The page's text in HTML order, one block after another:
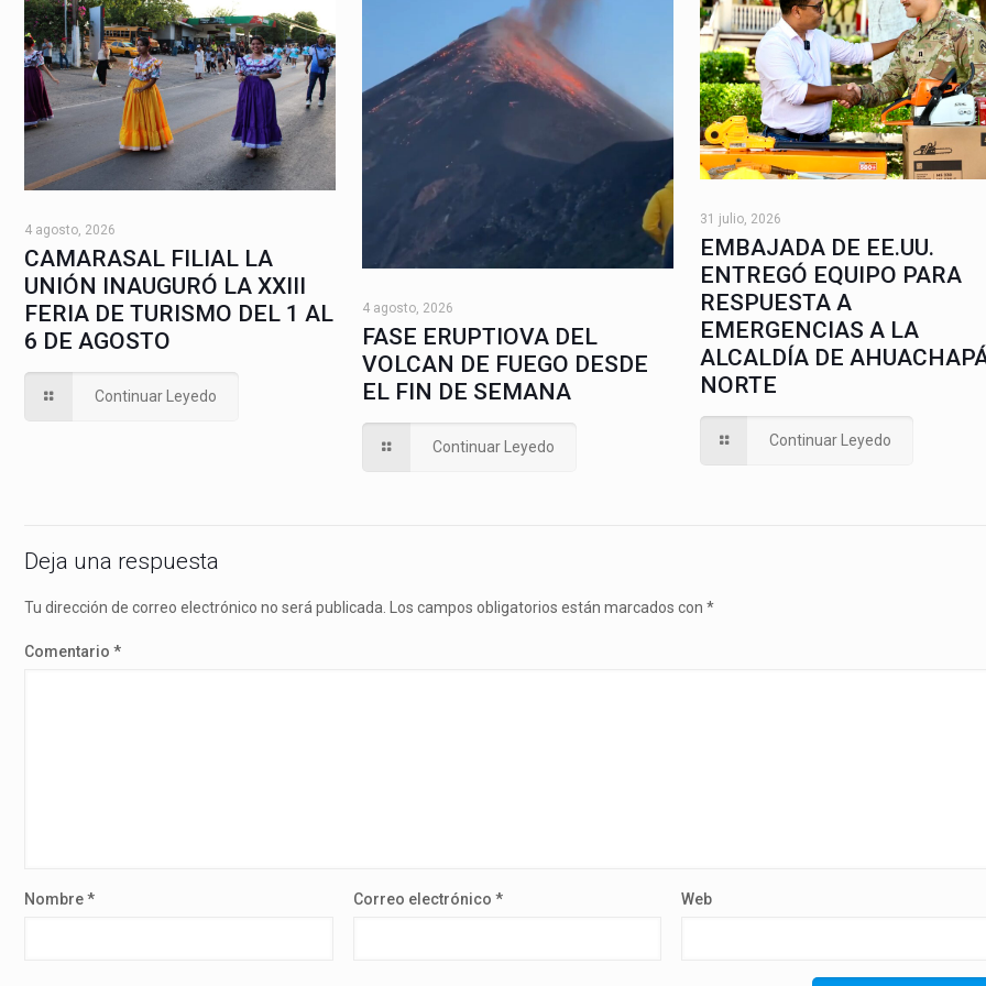
4 agosto, 2026
CAMARASAL FILIAL LA
UNIÓN INAUGURÓ LA XXIII
FERIA DE TURISMO DEL 1 AL
6 DE AGOSTO
Continuar Leyedo
4 agosto, 2026
FASE ERUPTIOVA DEL
VOLCAN DE FUEGO DESDE
EL FIN DE SEMANA
Continuar Leyedo
31 julio, 2026
EMBAJADA DE EE.UU.
ENTREGÓ EQUIPO PARA
RESPUESTA A
EMERGENCIAS A LA
ALCALDÍA DE
NORTE
Continuar Leyedo
Deja una respuesta
Tu dirección de correo electrónico no será publicada. Los campos obligatorios están marcados con *
Comentario *
Nombre* Correo electrónico * Web